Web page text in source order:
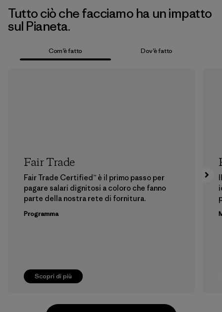
Tutto ciò che facciamo ha un impatto
sul Pianeta.
Com’è fatto Dov’è fatto
Scopri di più
Fair Trade
Fair Trade Certified™ è il primo passo per
pagare salari dignitosi a coloro che fanno
parte della nostra rete di fornitura.
Programma